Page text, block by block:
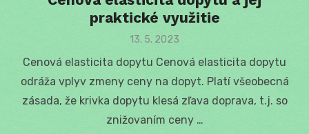
praktické využitie
Posted
13. 5. 2023
Cenová elasticita dopytu Cenová elasticita dopytu
odráža vplyv zmeny ceny na dopyt. Platí všeobecná
zásada, že krivka dopytu klesá zľava doprava, t.j. so
znižovaním ceny …